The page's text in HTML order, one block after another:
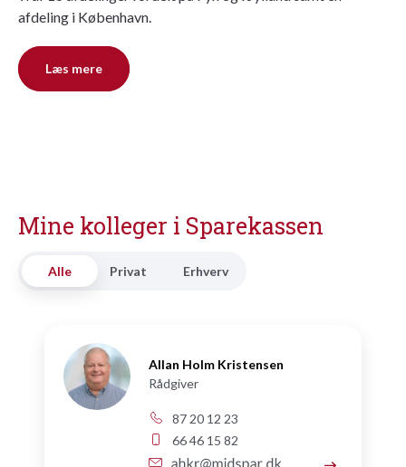
afdeling i København.
Læs mere
Mine kolleger i Sparekassen
Alle Privat Erhverv
Allan Holm Kristensen
Rådgiver
87 20 12 23
66 46 15 82